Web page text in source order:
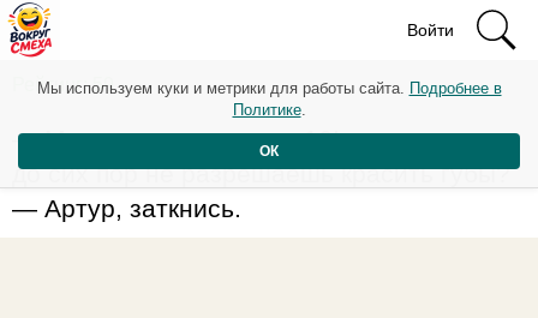
Войти
Рейтинг: 59
— Мама, ну мне же уже 16! почему ты мне
до сих пор не разрешаешь красить губы?
— Артур, заткнись.
Мы используем куки и метрики для работы сайта. Подробнее в
Политике.
ОК